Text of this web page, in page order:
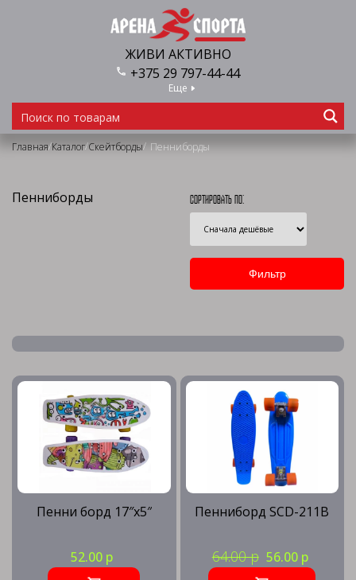
ЖИВИ АКТИВНО
+375 29 797-44-44
Еще
Главная/Каталог/Скейтборды/ Пенниборды
Пенниборды Сортировать по:
Пенни борд 17″x5″
52.00 р
Пенниборд SCD-211B
64.00 р 56.00 р